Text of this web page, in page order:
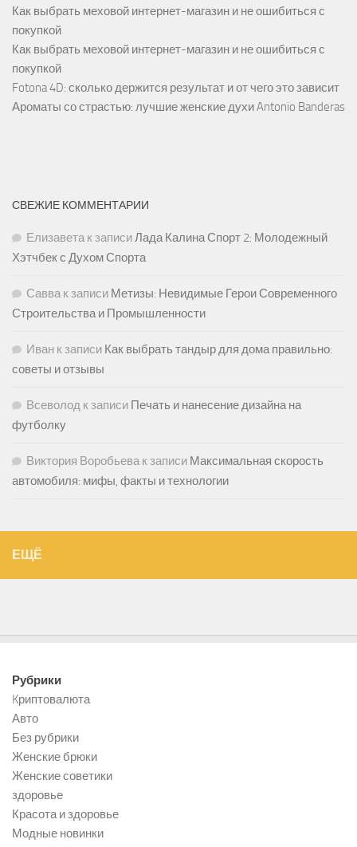
Как выбрать меховой интернет-магазин и не ошибиться с
покупкой
Как выбрать меховой интернет-магазин и не ошибиться с
покупкой
Fotona 4D: сколько держится результат и от чего это зависит
Ароматы со страстью: лучшие женские духи Antonio Banderas
СВЕЖИЕ КОММЕНТАРИИ
Елизаветак записиЛада Калина Спорт 2: Молодежный
Хэтчбек с Духом Спорта
Саввак записи Метизы: Невидимые Герои Современного
Строительства и Промышленности
Иван к записи Как выбрать тандыр для дома правильно:
советы и отзывы
Всеволод к записи Печать и нанесение дизайна на
футболку
Виктория Воробьевак записи Максимальная скорость
автомобиля: мифы, факты и технологии
ЕЩЁ
Рубрики
Kриптовалюта
Авто
Без рубрики
Женские брюки
Женские советики
здоровье
Красота и здоровье
Модные новинки